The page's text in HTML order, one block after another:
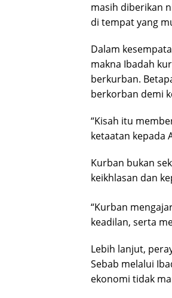
masih diberikan
di tempat yang
Dalam
makna Ibadah
berkurban.
berkorban demi
“Kisah itu
ketaatan kepada
Kurban bukan
keikhlasan dan
“Kurban
keadilan, serta
Lebih lanjut,
Sebab melalui
ekonomi tidak